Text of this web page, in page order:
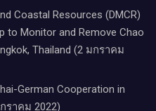
Coastal Resources (DMCR)
to Monitor and Remove Chao
Thailand (2 มกราคม
German Cooperation in
ราคม 2022)